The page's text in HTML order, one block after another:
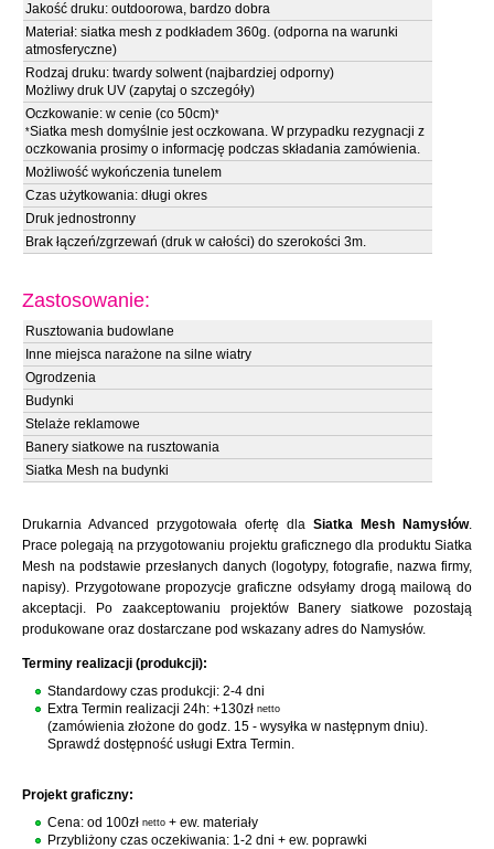
Jakość druku: outdoorowa, bardzo dobra
Materiał: siatka mesh z podkładem 360g. (odporna na warunki
atmosferyczne)
Rodzaj druku: twardy solwent (najbardziej odporny)
Możliwy druk UV (zapytaj o szczegóły)
Oczkowanie: w cenie (co 50cm)*
*Siatka mesh domyślnie jest oczkowana. W przypadku rezygnacji z
oczkowania prosimy o informację podczas składania zamówienia.
Możliwość wykończenia tunelem
Czas użytkowania: długi okres
Druk jednostronny
Brak łączeń/zgrzewań (druk w całości) do szerokości 3m.
Zastosowanie:
Rusztowania budowlane
Inne miejsca narażone na silne wiatry
Ogrodzenia
Budynki
Stelaże reklamowe
Banery siatkowe na rusztowania
Siatka Mesh na budynki
Drukarnia Advanced przygotowała ofertę dla Siatka Mesh Namysłów.
Prace polegają na przygotowaniu projektu graficznego dla produktu Siatka
Mesh na podstawie przesłanych danych (logotypy, fotografie, nazwa firmy,
napisy). Przygotowane propozycje graficzne odsyłamy drogą mailową do
akceptacji. Po zaakceptowaniu projektów Banery siatkowe pozostają
produkowane oraz dostarczane pod wskazany adres do Namysłów.
Terminy realizacji (produkcji):
Standardowy czas produkcji: 2-4 dni
Extra Termin realizacji 24h: +130zł netto
(zamówienia złożone do godz. 15 - wysyłka w następnym dniu).
Sprawdź dostępność usługi Extra Termin.
Projekt graficzny:
Cena: od 100zł netto + ew. materiały
Przybliżony czas oczekiwania: 1-2 dni + ew. poprawki